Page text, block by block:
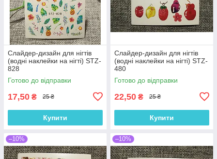
Слайдер-дизайн для нігтів
(водні наклейки на нігті) STZ-
828
Готово до відправки
17,50 ₴ 25 ₴
Купити
Слайдер-дизайн для нігтів
(водні наклейки на нігті) STZ-
480
Готово до відправки
22,50 ₴ 25 ₴
Купити
–10% –10%